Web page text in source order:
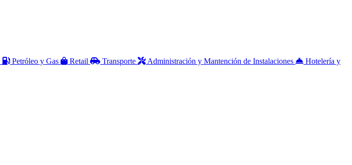
Petróleo y Gas Retail Transporte Administración y Mantención de Instalaciones
Hotelería y